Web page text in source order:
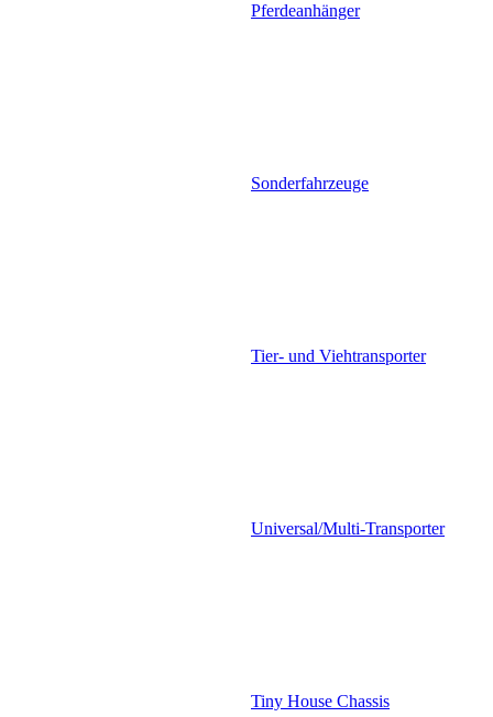
Pferdeanhänger
Sonderfahrzeuge
Tier- und Viehtransporter
Universal/Multi-Transporter
Tiny House Chassis